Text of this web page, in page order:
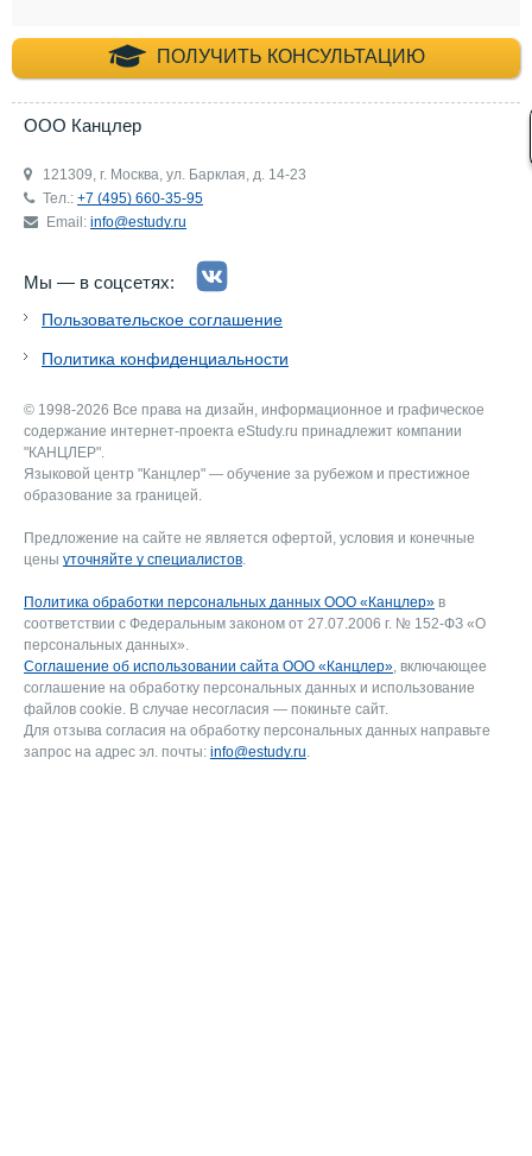
ПОЛУЧИТЬ КОНСУЛЬТАЦИЮ
+7 (495) 660-35-
ООО Канцлер
121309, г. Москва, ул. Барклая, д. 14-23
Тел.: +7 (495) 660-35-95
Email: info@estudy.ru
Мы — в соцсетях:
Пользовательское соглашение
Политика конфиденциальности
© 1998-2026 Все права на дизайн, информационное и графическое
содержание интернет-проекта eStudy.ru принадлежит компании
"КАНЦЛЕР".
Языковой центр "Канцлер" — обучение за рубежом и престижное
образование за границей.
Предложение на сайте не является офертой, условия и конечные
цены уточняйте у специалистов
Политика обработки персональных данных ООО «Канцлер» в
соответствии с Федеральным законом от 27.07.2006 г. № 152-ФЗ «О
персональных данных».
Соглашение об использовании сайта ООО «Канцлер» , включающее
соглашение на обработку персональных данных и использование
файлов cookie. В случае несогласия — покиньте сайт.
Для отзыва согласия на обработку персональных данных направьте
запрос на адрес эл. почты: info@estudy.ru